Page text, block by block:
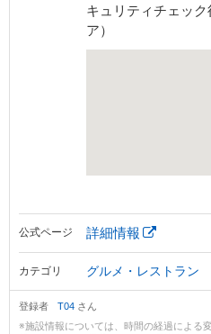
キュリティチェッ
ア）
公式ページ 詳細情報
カテゴリ グルメ・レストラン
登録者 T04 さん
※施設情報については、時間の経過による